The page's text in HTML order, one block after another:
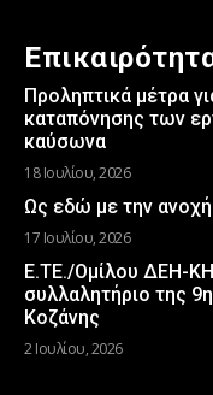
Προληπτικά μέτρα
καταπόνησης των
καύσωνα
18 Ιουλίου, 2026
Ως εδώ με την ανοχή
17 Ιουλίου, 2026
Ε.ΤΕ./Ομίλου ΔΕΗ-
συλλαλητήριο της
Κοζάνης
2 Ιουλίου, 2026